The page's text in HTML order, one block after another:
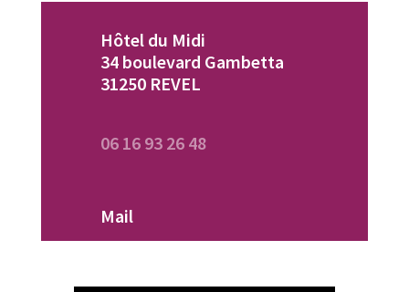
Hôtel du Midi
34 boulevard Gambetta
31250 REVEL
06 16 93 26 48
Mail